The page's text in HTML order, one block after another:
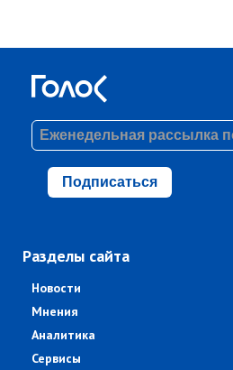
Подписаться
Разделы сайта
Новости
Мнения
Аналитика
Сервисы